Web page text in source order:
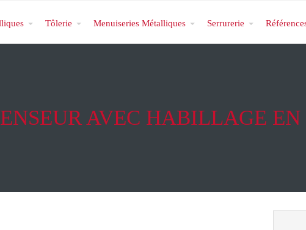
Tôlerie Menuiseries Métalliques Serrurerie
AVEC HABILLAGE